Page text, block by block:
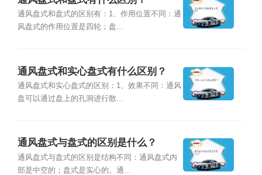
通风盘式和盘式的区别有：1、作用位置不同：通
风盘式的作用位置是四轮；盘...
通风盘式和实心盘式有什么区别？
通风盘式和实心盘式的区别：1、效果不同：通风
盘可以通过盘上的孔洞进行散...
通风盘式与盘式的区别是什么？
通风盘式与盘式的区别是结构不同：通风盘式内
部是中空的；盘式是实心的。通...